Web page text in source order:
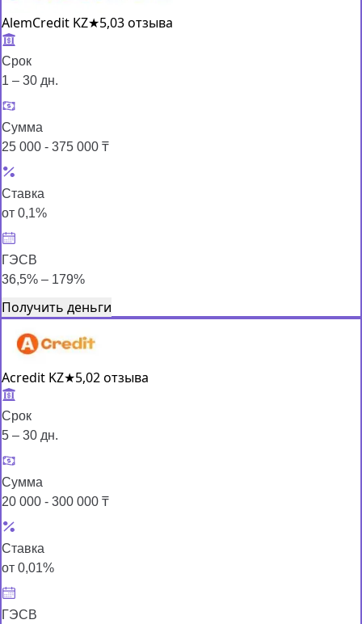
AlemCredit KZ★5,03 отзыва
Срок
1 – 30 дн.
Сумма
25 000 - 375 000 ₸
Ставка
от 0,1%
ГЭСВ
36,5% – 179%
Получить деньги
Acredit KZ★5,02 отзыва
Срок
5 – 30 дн.
Сумма
20 000 - 300 000 ₸
Ставка
от 0,01%
ГЭСВ